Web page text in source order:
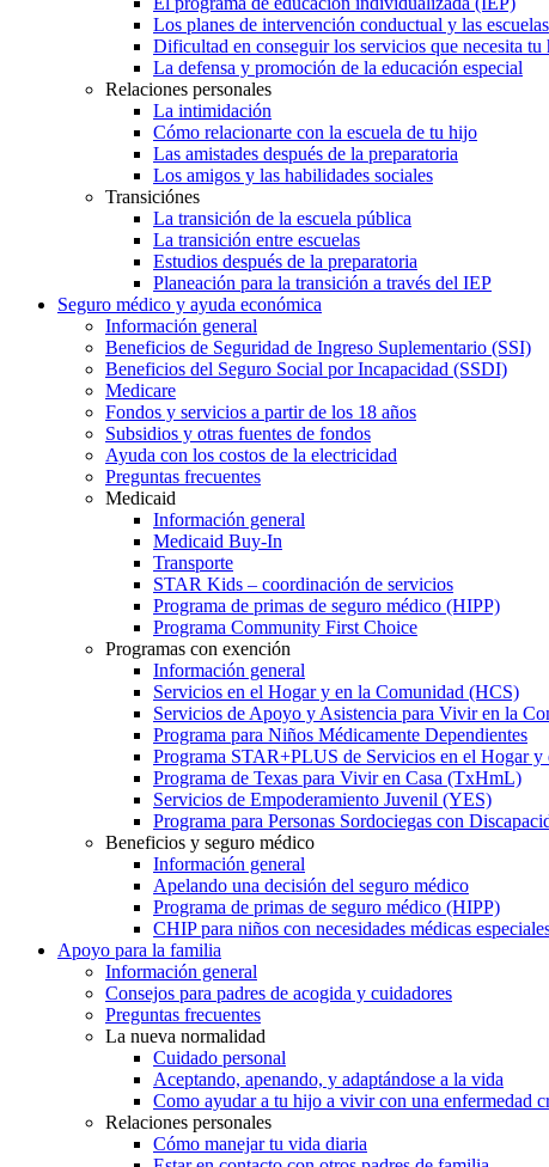
Los planes de intervención conductual y las escuelas
Dificultad en conseguir los servicios que necesita tu
La defensa y promoción de la educación especial
Relaciones personales
La intimidación
Cómo relacionarte con la escuela de tu hijo
Las amistades después de la preparatoria
Los amigos y las habilidades sociales
Transiciónes
La transición de la escuela pública
La transición entre escuelas
Estudios después de la preparatoria
Planeación para la transición a través del IEP
Seguro médico y ayuda económica
Información general
Beneficios de Seguridad de Ingreso Suplementario (SSI)
Beneficios del Seguro Social por Incapacidad (SSDI)
Medicare
Fondos y servicios a partir de los 18 años
Subsidios y otras fuentes de fondos
Ayuda con los costos de la electricidad
Preguntas frecuentes
Medicaid
Información general
Medicaid Buy-In
Transporte
STAR Kids – coordinación de servicios
Programa de primas de seguro médico (HIPP)
Programa Community First Choice
Programas con exención
Información general
Servicios en el Hogar y en la Comunidad (HCS)
Servicios de Apoyo y Asistencia para Vivir en la
Programa para Niños Médicamente Dependientes
Programa STAR+PLUS de Servicios en el Hogar
Programa de Texas para Vivir en Casa (TxHmL)
Servicios de Empoderamiento Juvenil (YES)
Programa para Personas Sordociegas con
Beneficios y seguro médico
Información general
Apelando una decisión del seguro médico
Programa de primas de seguro médico (HIPP)
CHIP para niños con necesidades médicas
Apoyo para la familia
Información general
Consejos para padres de acogida y cuidadores
Preguntas frecuentes
La nueva normalidad
Cuidado personal
Aceptando, apenando, y adaptándose a la vida
Como ayudar a tu hijo a vivir con una enfermedad
Relaciones personales
Cómo manejar tu vida diaria